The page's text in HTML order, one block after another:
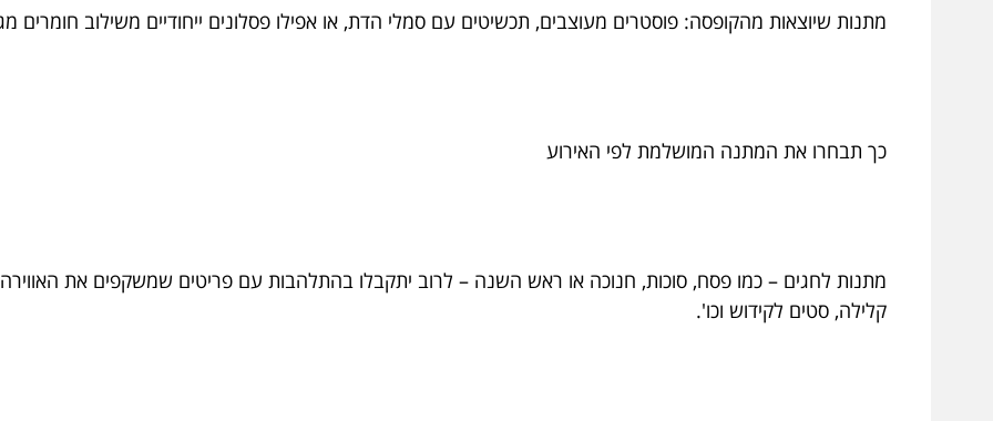
מתנות שיוצאות מהקופסה: פוסטרים מעוצבים, תכשיטים עם סמלי הדת, או אפילו פסלונים ייחודיים משילוב חומרים
כך תבחרו את המתנה המושלמת לפי האירוע
מתנות לחגים – כמו פסח, סוכות, חנוכה או ראש השנה – לרוב יתקבלו בהתלהבות עם פריטים שמשקפים את
קלילה, סטים לקידוש וכו'.